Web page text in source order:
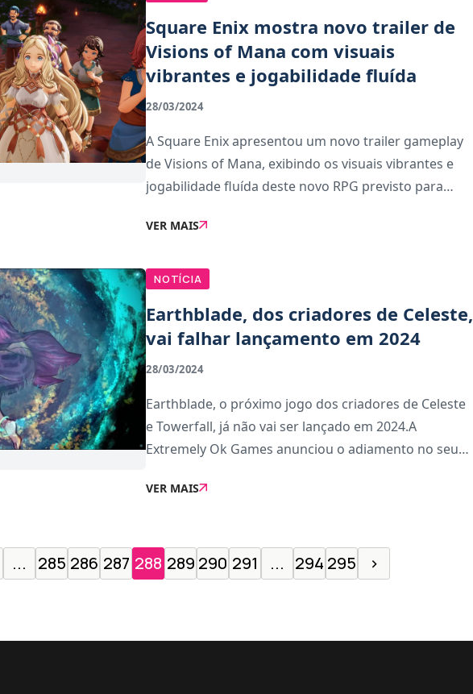
Square Enix mostra novo trailer de
Visions of Mana com visuais
vibrantes e jogabilidade fluída
28/03/2024
A Square Enix apresentou um novo trailer gameplay
de Visions of Mana, exibindo os visuais vibrantes e
jogabilidade fluída deste novo RPG previsto para
PS5, PS4, e consolas Xbox Series S | X.
VER MAIS
NOTÍCIA
Earthblade, dos criadores de Celeste,
vai falhar lançamento em 2024
28/03/2024
Earthblade, o próximo jogo dos criadores de Celeste
e Towerfall, já não vai ser lançado em 2024.A
Extremely Ok Games anunciou o adiamento no seu
assunto: este jogo não vai sair em 2024&quot;. A equ
VER MAIS
... 285 286 287 288 289 290 291 ... 294 295 ›